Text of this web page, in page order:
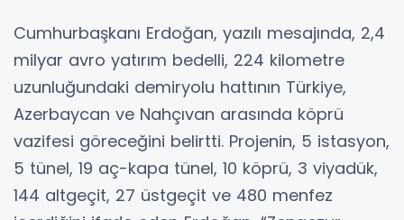
Cumhurbaşkanı Erdoğan, yazılı mesajında, 2,4
milyar avro yatırım bedelli, 224 kilometre
uzunluğundaki demiryolu hattının Türkiye,
Azerbaycan ve Nahçıvan arasında köprü
vazifesi göreceğini belirtti. Projenin, 5 istasyon,
5 tünel, 19 aç-kapa tünel, 10 köprü, 3 viyadük,
144 altgeçit, 27 üstgeçit ve 480 menfez